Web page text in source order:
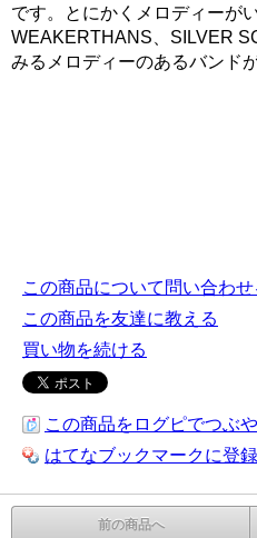
です。とにかくメロディーが
WEAKERTHANS、SILVER
みるメロディーのあるバンド
この商品について問い合わせ
この商品を友達に教える
買い物を続ける
この商品をログピでつぶや
はてなブックマークに登
前の商品へ